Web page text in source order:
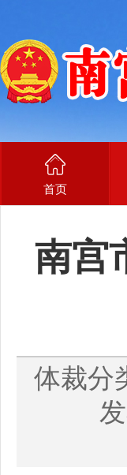
首页
南宫
体裁分
发布